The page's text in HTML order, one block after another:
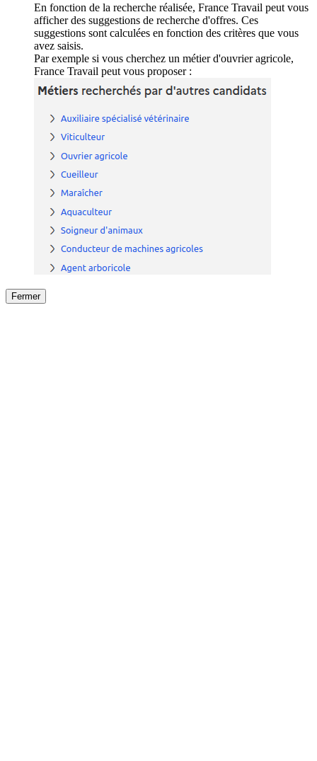
En fonction de la recherche réalisée, France Travail peut vous
afficher des suggestions de recherche d'offres. Ces
suggestions sont calculées en fonction des critères que vous
avez saisis.
Par exemple si vous cherchez un métier d'ouvrier agricole,
France Travail peut vous proposer :
Fermer